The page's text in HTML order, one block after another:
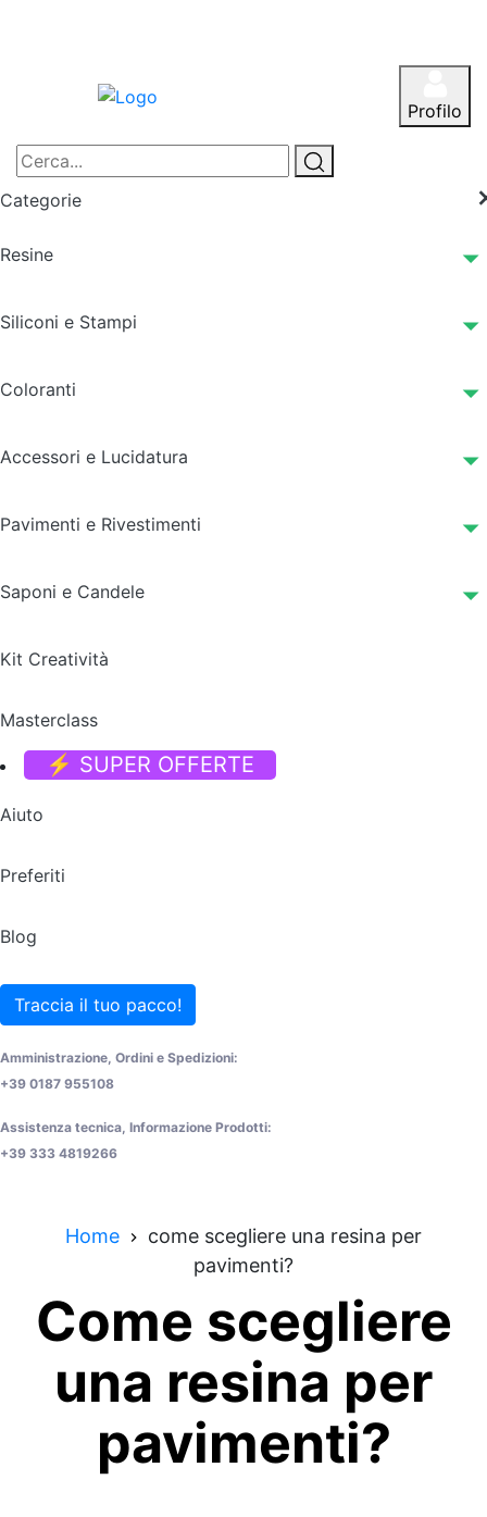
Profilo
Categorie
Resine
Siliconi e Stampi
Coloranti
Accessori e Lucidatura
Pavimenti e Rivestimenti
Saponi e Candele
Kit Creatività
Masterclass
⚡ SUPER OFFERTE
Aiuto
Preferiti
Blog
Traccia il tuo pacco!
Amministrazione, Ordini e Spedizioni:
+39 0187 955108
Assistenza tecnica, Informazione Prodotti:
+39 333 4819266
Home
come scegliere una resina per
pavimenti?
Come scegliere
una resina per
pavimenti?